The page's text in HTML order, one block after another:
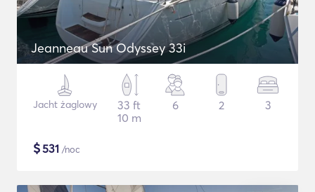
Jeanneau Sun Odyssey 33i
Jacht żaglowy
33 ft
10 m
6 2 3
$531 /noc